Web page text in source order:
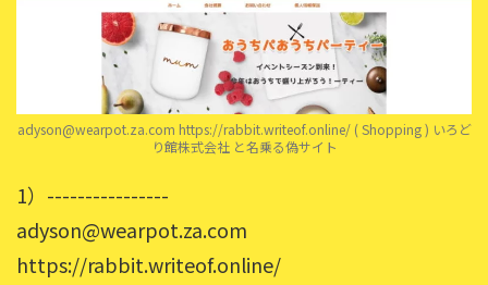
adyson@wearpot.za.com https://rabbit.writeof.online/ ( Shopping ) いろど
り館株式会社 と名乗る偽サイト
1）----------------
adyson@wearpot.za.com
https://rabbit.writeof.online/